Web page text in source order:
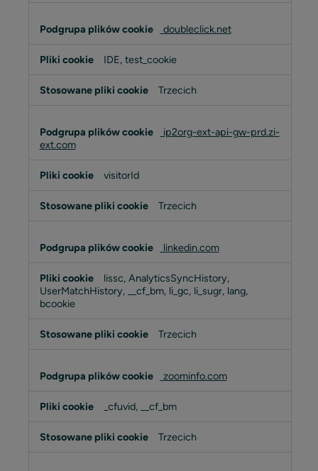
doubleclick.net
IDE, test_cookie
Trzecich
ip2org-ext-api-gw-prd.zi-
ext.com
visitorId
Trzecich
linkedin.com
lissc, AnalyticsSyncHistory,
UserMatchHistory, __cf_bm, li_gc, li_sugr, lang,
bcookie
Trzecich
zoominfo.com
_cfuvid, __cf_bm
Trzecich